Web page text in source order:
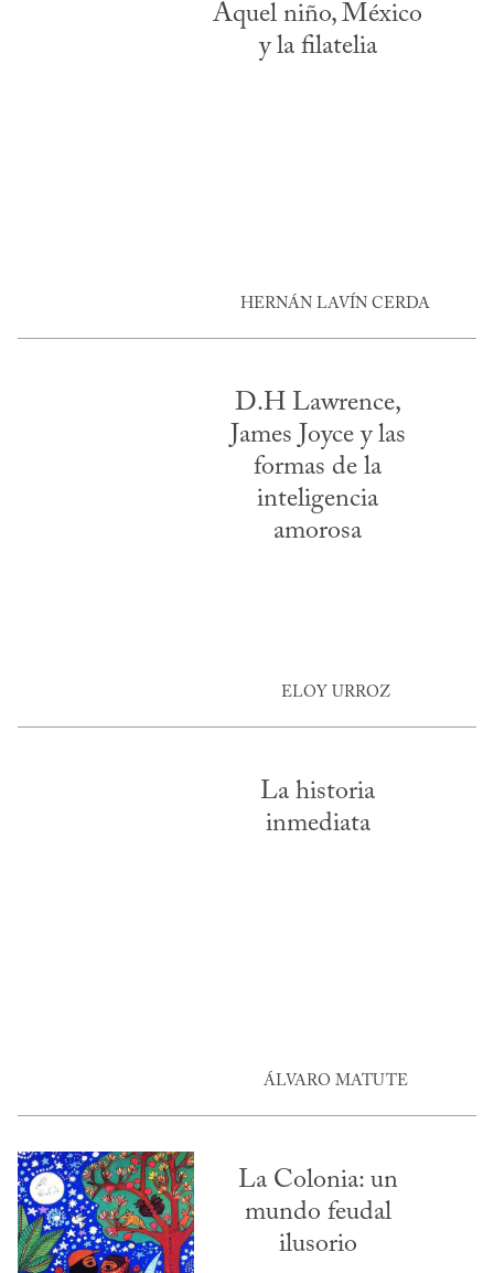
Aquel niño, México
y la filatelia
HERNÁN LAVÍN CERDA
D.H Lawrence,
James Joyce y las
formas de la
inteligencia
amorosa
ELOY URROZ
La historia
inmediata
ÁLVARO MATUTE
La Colonia: un
mundo feudal
ilusorio